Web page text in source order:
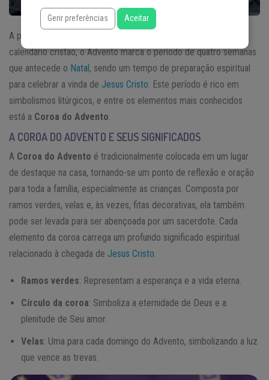
A palavra
calendário cristão, o Advento marca o período de quatro semanas
que antecede o Natal, sendo um tempo de preparação espiritual
para celebrar a vinda de Jesus Cristo . Este período é rico em
simbolismos litúrgicos, e entre os elementos mais conhecidos
está a Coroa do Advento
A COROA DO ADVENTO E SEUS SIGNIFICADOS
A Coroa do Advento é tradicionalmente colocada em um lugar
de destaque na casa, tornando-se um ponto de reflexão e oração
para toda a família, especialmente as crianças. Composta por
ramos verdes, velas e, às vezes, fitas decorativas, ela também
pode ser levada para ser abençoada por um sacerdote. Cada
elemento da coroa carrega um profundo significado espiritual
relacionado à chegada de Jesus Cristo
Ramos verdes: Representam a esperança e a vida eterna.
Círculo da coroa: Simboliza a eternidade de Deus e a
plenitude de Seu amor.
Velas: Uma para cada domingo do Advento, simbolizando a luz
que vence as trevas.
Gerir preferências Aceitar